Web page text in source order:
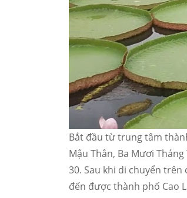
Bắt đầu từ trung tâm
Mậu Thân, Ba Mươi
30. Sau khi di chuyển
đến được thành phố Cao